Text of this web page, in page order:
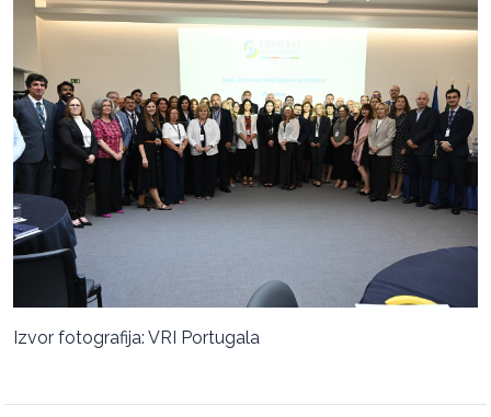
Izvor fotografija: VRI Portugala